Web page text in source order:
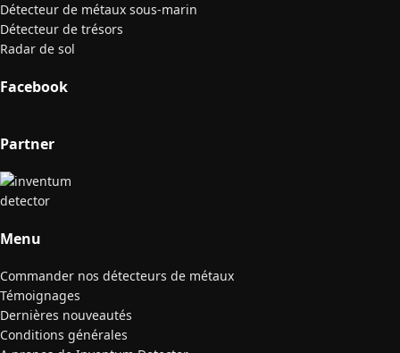
Détecteur de métaux sous-marin
Détecteur de trésors
Radar de sol
Facebook
Partner
Menu
Commander nos détecteurs de métaux
Témoignages
Dernières nouveautés
Conditions générales